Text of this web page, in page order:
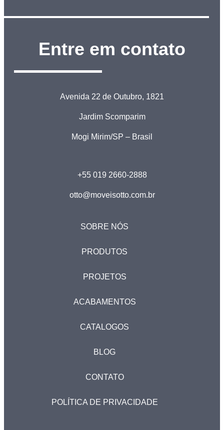
Entre em contato
Avenida 22 de Outubro, 1821
Jardim Scomparim
Mogi Mirim/SP – Brasil
+55 019 2660-2888
otto@moveisotto.com.br
SOBRE NÓS
PRODUTOS
PROJETOS
ACABAMENTOS
CATALOGOS
BLOG
CONTATO
POLÍTICA DE PRIVACIDADE